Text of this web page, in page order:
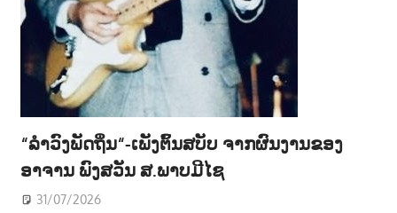
“ລຳວົງພັດຖິ່ນ“-ເພັງຕົ້ນສບັບ ຈາກຜົນງານຂອງ
ອາຈານ ພົງສວັນ ສ.ພາບມີໄຊ
31/07/2026